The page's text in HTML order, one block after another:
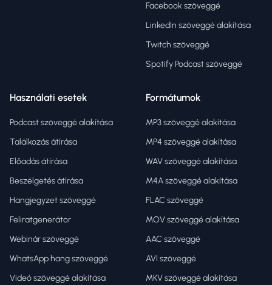
Facebook szöveggé
LinkedIn szöveggé alakítása
Twitch szöveggé
Spotify Podcast szöveggé
Használati esetek
Podcast szöveggé alakítása
Találkozás átírása
Előadás átírása
Beszélgetés átírása
Hangjegyzet szöveggé
Feliratgenerátor
Webinár szöveggé
WhatsApp hang szöveggé
Videó szöveggé alakítása
Formátumok
MP3 szöveggé alakítása
MP4 szöveggé alakítása
WAV szöveggé alakítása
M4A szöveggé alakítása
FLAC szöveggé
MOV szöveggé alakítása
AAC szöveggé
AVI szöveggé
MKV szöveggé alakítása